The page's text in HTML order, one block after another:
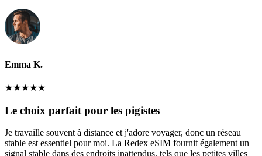
Emma K.
★★★★★
Le choix parfait pour les pigistes
Je travaille souvent à distance et j'adore voyager, donc un réseau
stable est essentiel pour moi. La Redex eSIM fournit également un
signal stable dans des endroits inattendus, tels que les petites villes